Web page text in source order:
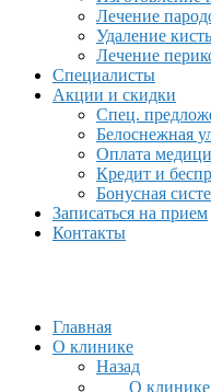
Лечение
Удаление
Лечение
Специалисты
Акции и скидки
Спец.
Белоснежная
Оплата
Кредит и
Бонусная
Записаться на прием
Контакты
Главная
О клинике
Назад
О клинике